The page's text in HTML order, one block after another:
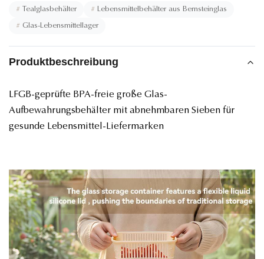
# Tealglasbehälter # Lebensmittelbehälter aus Bernsteinglas
# Glas-Lebensmittellager
Produktbeschreibung
LFGB-geprüfte BPA-freie große Glas-
Aufbewahrungsbehälter mit abnehmbaren Sieben für
gesunde Lebensmittel-Liefermarken